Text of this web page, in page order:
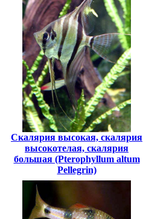
Скалярия высокая, скалярия
высокотелая, скалярия
большая (Pterophyllum altum
Pellegrin)